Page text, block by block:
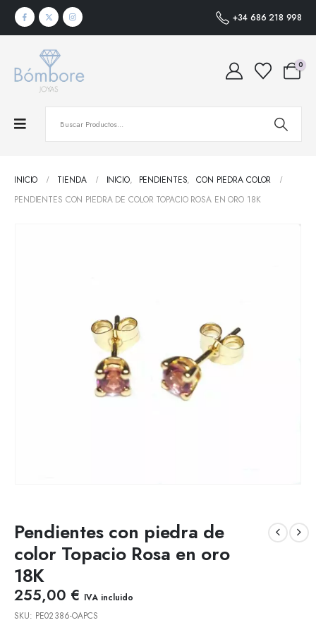
+34 686 218 998
0
INICIO TIENDA INICIO, PENDIENTES, CON PIEDRA COLOR
PENDIENTES CON PIEDRA DE COLOR TOPACIO ROSA EN ORO 18K
Pendientes con piedra de
color Topacio Rosa en oro
18K
255,00 € IVA incluido
SKU: PE02386-OAPCS